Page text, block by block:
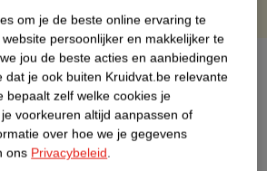
om je de beste online ervaring te
persoonlijker en makkelijker te
jou de beste acties en aanbiedingen
dat je ook buiten Kruidvat.be relevante
bepaalt zelf welke cookies je
voorkeuren altijd aanpassen of
over hoe we je gegevens
ons Privacybeleid.